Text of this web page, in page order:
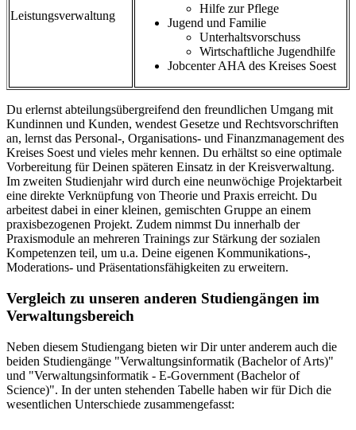
Leistungsverwaltung
Hilfe zur Pflege
Jugend und Familie
Unterhaltsvorschuss
Wirtschaftliche Jugendhilfe
Jobcenter AHA des Kreises Soest
Du erlernst abteilungsübergreifend den freundlichen Umgang mit
Kundinnen und Kunden, wendest Gesetze und Rechtsvorschriften
an, lernst das Personal-, Organisations- und Finanzmanagement des
Kreises Soest und vieles mehr kennen. Du erhältst so eine optimale
Vorbereitung für Deinen späteren Einsatz in der Kreisverwaltung.
Im zweiten Studienjahr wird durch eine neunwöchige Projektarbeit
eine direkte Verknüpfung von Theorie und Praxis erreicht. Du
arbeitest dabei in einer kleinen, gemischten Gruppe an einem
praxisbezogenen Projekt. Zudem nimmst Du innerhalb der
Praxismodule an mehreren Trainings zur Stärkung der sozialen
Kompetenzen teil, um u.a. Deine eigenen Kommunikations-,
Moderations- und Präsentationsfähigkeiten zu erweitern.
Vergleich zu unseren anderen Studiengängen im
Verwaltungsbereich
Neben diesem Studiengang bieten wir Dir unter anderem auch die
beiden Studiengänge "Verwaltungsinformatik (Bachelor of Arts)"
und "Verwaltungsinformatik - E-Government (Bachelor of
Science)". In der unten stehenden Tabelle haben wir für Dich die
wesentlichen Unterschiede zusammengefasst: